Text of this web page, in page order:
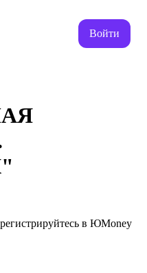
Войти
в ЮMoney